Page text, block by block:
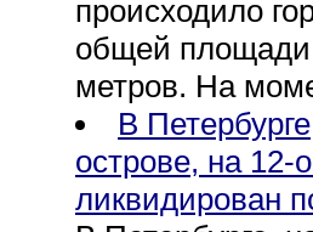
происходило
общей площади
метров. На
В
острове, на 12-
ликвидирован